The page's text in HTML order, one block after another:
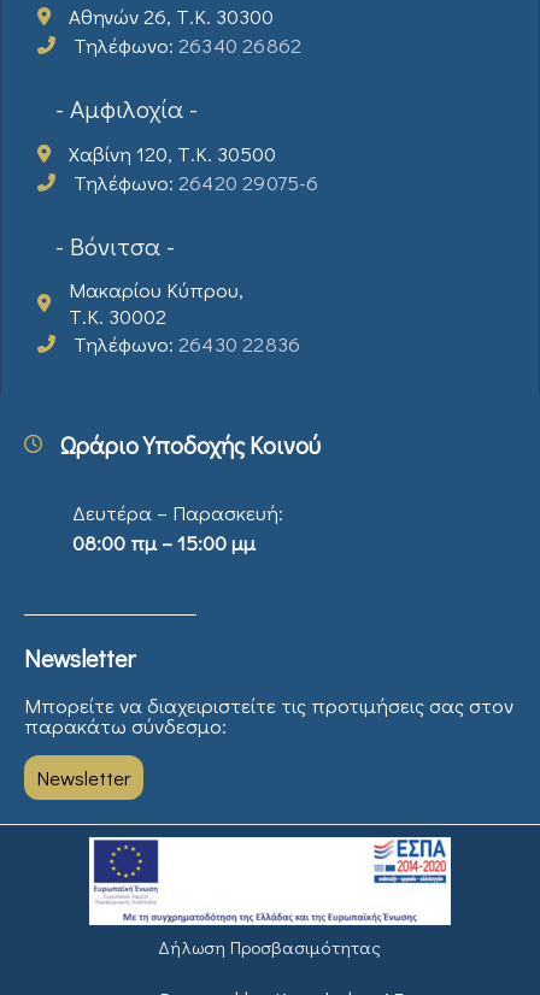
Αθηνών 26, Τ.Κ. 30300
Τηλέφωνο: 26340 26862
- Αμφιλοχία -
Χαβίνη 120, Τ.Κ. 30500
Τηλέφωνο: 26420 29075-6
- Βόνιτσα -
Μακαρίου Κύπρου,
Τ.Κ. 30002
Τηλέφωνο: 26430 22836
Ωράριο Υποδοχής Κοινού
Δευτέρα – Παρασκευή:
08:00 πμ – 15:00 μμ
Newsletter
Μπορείτε να διαχειριστείτε τις προτιμήσεις σας στον
παρακάτω σύνδεσμο:
Newsletter
Δήλωση Προσβασιμότητας